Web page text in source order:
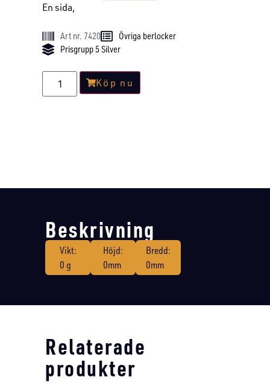
En sida,
Art nr. 7420
Övriga berlocker
Prisgrupp 5 Silver
Köp nu
Beskrivning
Vikt:
0 g
Höjd:
0mm
Bredd:
0mm
Relaterade
produkter